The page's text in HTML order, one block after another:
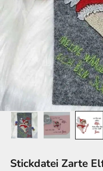
Stickdatei Zarte